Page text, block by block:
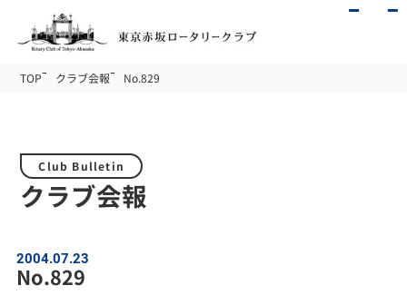
TOP クラブ会報 No.829
Club Bulletin
クラブ会報
2004.07.23
No.829